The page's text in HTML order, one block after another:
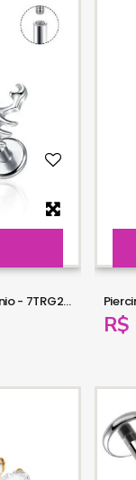
Piercing Labret Escorpião em Titânio - 7TRG278
R$